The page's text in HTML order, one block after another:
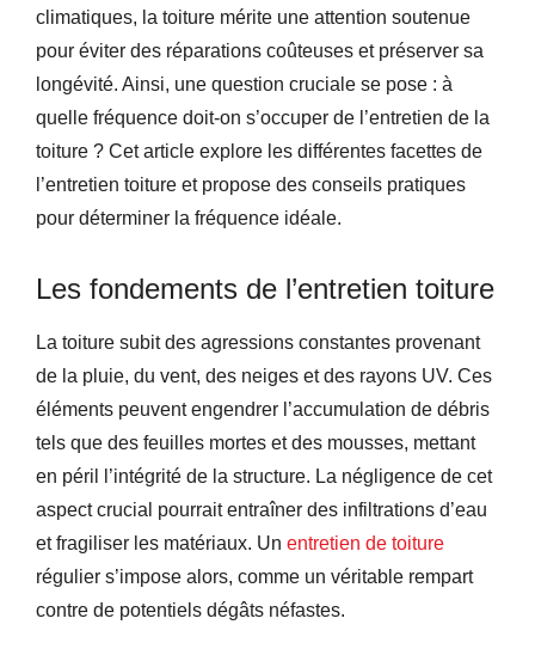
climatiques, la toiture mérite une attention soutenue
pour éviter des réparations coûteuses et préserver sa
longévité. Ainsi, une question cruciale se pose : à
quelle fréquence doit-on s’occuper de l’entretien de la
toiture ? Cet article explore les différentes facettes de
l’entretien toiture et propose des conseils pratiques
pour déterminer la fréquence idéale.
Les fondements de l’entretien toiture
La toiture subit des agressions constantes provenant
de la pluie, du vent, des neiges et des rayons UV. Ces
éléments peuvent engendrer l’accumulation de débris
tels que des feuilles mortes et des mousses, mettant
en péril l’intégrité de la structure. La négligence de cet
aspect crucial pourrait entraîner des infiltrations d’eau
et fragiliser les matériaux. Un entretien de toiture
régulier s’impose alors, comme un véritable rempart
contre de potentiels dégâts néfastes.